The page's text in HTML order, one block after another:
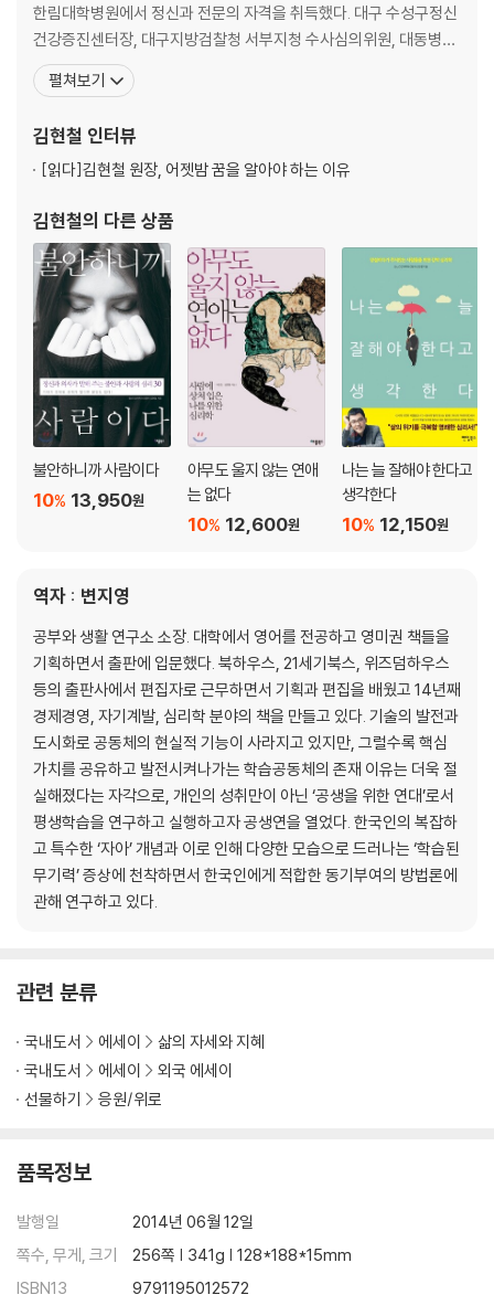
한림대학병원에서 정신과 전문의 자격을 취득했다. 대구 수성구정신
건강증진센터장, 대구지방검찰청 서부지청 수사심의위원, 대동병원
진료과장을 지냈으며, EMDR 공인 치료사 자격을 취득했다. 현재, 대
한우울조울병학회, 대한노인정신의학회, 대한정신건강의학회, 국제
을 쓰고 있을 뿐, 성장의 메시지를 담고 있다고 믿는 저자는
펼쳐보기
김현철 인터뷰
[읽다]김현철 원장, 어젯밤 꿈을 알아야 하는 이유
김현철의 다른 상품
불안하니까 사람이다
13,950원
10%
아무도 울지 않는 연애
는 없다
12,600원
10%
나는 늘 잘해야 한다고
생각한다
12,150원
10%
역자 : 변지영
공부와 생활 연구소 소장. 대학에서 영어를 전공하고 영미권 책들을
기획하면서 출판에 입문했다. 북하우스, 21세기북스, 위즈덤하우스
등의 출판사에서 편집자로 근무하면서 기획과 편집을 배웠고 14년째
경제경영, 자기계발, 심리학 분야의 책을 만들고 있다. 기술의 발전과
도시화로 공동체의 현실적 기능이 사라지고 있지만, 그럴수록 핵심
가치를 공유하고 발전시켜나가는 학습공동체의 존재 이유는 더욱 절
실해졌다는 자각으로, 개인의 성취만이 아닌 ‘공생을 위한 연대’로서
평생학습을 연구하고 실행하고자 공생연을 열었다. 한국인의 복잡하
고 특수한 ‘자아’ 개념과 이로 인해 다양한 모습으로 드러나는 ‘학습된
무기력’ 증상에 천착하면서 한국인에게 적합한 동기부여의 방법론에
관해 연구하고 있다.
관련 분류
국내도서 에세이
삶의 자세와 지혜
국내도서
에세이
외국 에세이
선물하기
응원/위로
품목정보
발행일
2014년 06월 12일
쪽수, 무게, 크기
256쪽 | 341g | 128*188*15mm
ISBN13
9791195012572